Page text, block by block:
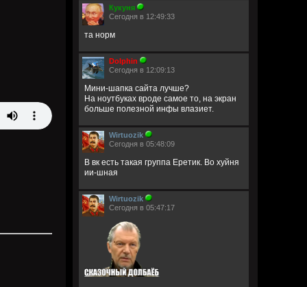
Кукуня
Сегодня в 12:49:33
та норм
Dolphin
Сегодня в 12:09:13
Мини-шапка сайта лучше?
На ноутбуках вроде самое то, на экран
больше полезной инфы влазиет.
Wirtuozik
Сегодня в 05:48:09
В вк есть такая группа Еретик. Во хуйня
ии-шная
Wirtuozik
Сегодня в 05:47:17